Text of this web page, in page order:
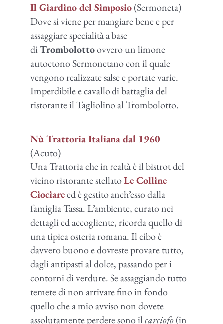
Il Giardino del Simposio(Sermoneta)
Dove si viene per mangiare bene e per
assaggiare specialità a base
diTrombolottoovvero un limone
autoctono Sermonetano con il quale
vengono realizzate salse e portate varie.
Imperdibile e cavallo di battaglia del
ristorante il Tagliolino al Trombolotto.
Nù Trattoria Italiana dal 1960
(Acuto)
Una Trattoria che in realtà è il bistrot del
vicino ristorante stellatoLe Colline
Ciociareed è gestito anch’esso dalla
famiglia Tassa. L’ambiente, curato nei
dettagli ed accogliente, ricorda quello di
una tipica osteria romana. Il cibo è
davvero buono e dovreste provare tutto,
dagli antipasti al dolce, passando per i
contorni di verdure. Se assaggiando tutto
temete di non arrivare fino in fondo
quello che a mio avviso non dovete
assolutamente perdere sono ilcarciofo(in